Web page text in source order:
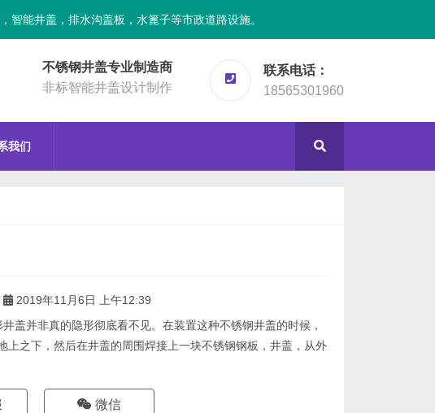
能井盖，排水沟盖板，水篦子等市政道路设施。
不锈钢井盖专业制造商
非标智能井盖设计制作
联系电话：
18565301960
我们
2019年11月6日 上午12:39
并非真的隐形彻底看不见。在装置这种不锈钢井盖的时候，
上之下，然后在井盖的周围焊接上一块不锈钢钢板，井盖，从外
微信